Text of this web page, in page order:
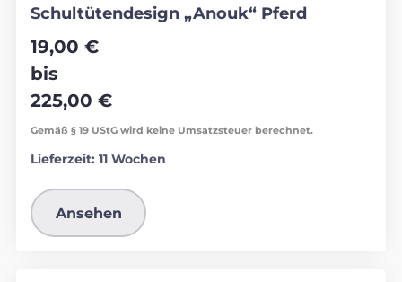
Schultütendesign „Anouk“ Pferd
19,00 €
bis
225,00 €
Gemäß § 19 UStG wird keine Umsatzsteuer berechnet.
Lieferzeit: 11 Wochen
Ansehen